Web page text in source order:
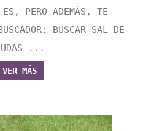
ES, PERO ADEMÁS, TE
BUSCAR SAL DE
...
VER MÁS